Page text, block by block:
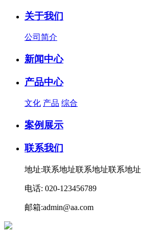
关于我们
公司简介
新闻中心
产品中心
文化 产品 综合
案例展示
联系我们
地址:联系地址联系地址联系地址
电话: 020-123456789
邮箱:admin@aa.com